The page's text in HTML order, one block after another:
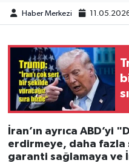
Haber Merkezi
İran’ın ayrıca ABD’yi
erdirmeye, daha fazla
garanti sağlamaya ve